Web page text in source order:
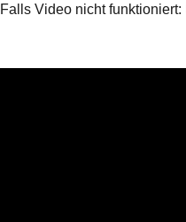
Falls Video nicht funktioniert: